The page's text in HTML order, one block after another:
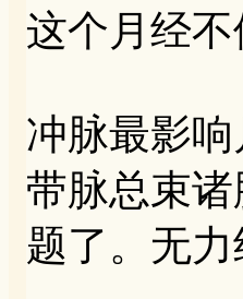
这个月经
冲脉最影
带脉总束
题了。无